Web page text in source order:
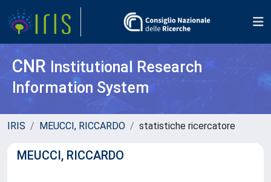
CNR Institutional Research
Information System
IRIS MEUCCI, RICCARDO statistiche ricercatore
MEUCCI, RICCARDO